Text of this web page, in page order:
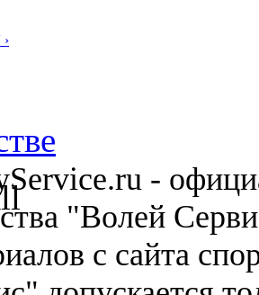
-
"Волей
с сайта